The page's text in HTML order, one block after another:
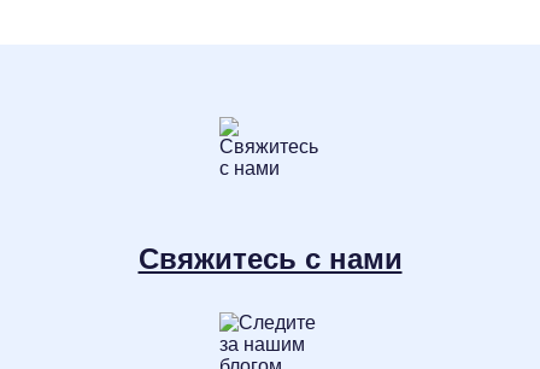
Свяжитесь с нами